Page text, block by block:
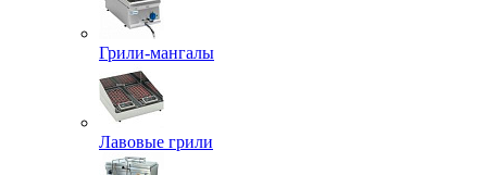
Грили-мангалы
Лавовые грили